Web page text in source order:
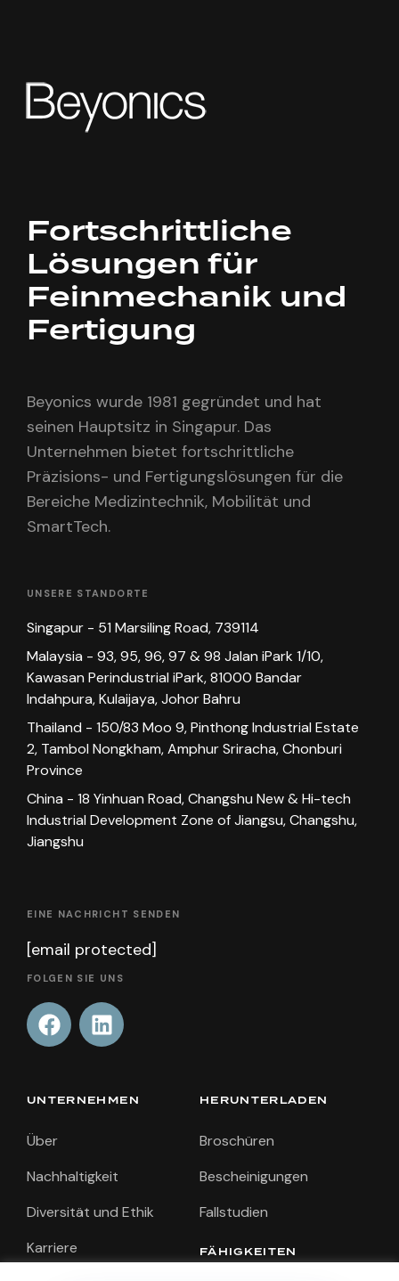
Fortschrittliche
Lösungen für
Feinmechanik und
Fertigung
Beyonics wurde 1981 gegründet und hat
seinen Hauptsitz in Singapur. Das
Unternehmen bietet fortschrittliche
Präzisions- und Fertigungslösungen für die
Bereiche Medizintechnik, Mobilität und
SmartTech.
UNSERE STANDORTE
Singapur - 51 Marsiling Road, 739114
Malaysia - 93, 95, 96, 97 & 98 Jalan iPark 1/10,
Kawasan Perindustrial iPark, 81000 Bandar
Indahpura, Kulaijaya, Johor Bahru
Thailand - 150/83 Moo 9, Pinthong Industrial Estate
2, Tambol Nongkham, Amphur Sriracha, Chonburi
Province
China - 18 Yinhuan Road, Changshu New & Hi-tech
Industrial Development Zone of Jiangsu, Changshu,
Jiangshu
EINE NACHRICHT SENDEN
[email protected]
FOLGEN SIE UNS
UNTERNEHMEN
Über
Nachhaltigkeit
Diversität und Ethik
Karriere
HERUNTERLADEN
Broschüren
Bescheinigungen
Fallstudien
FÄHIGKEITEN